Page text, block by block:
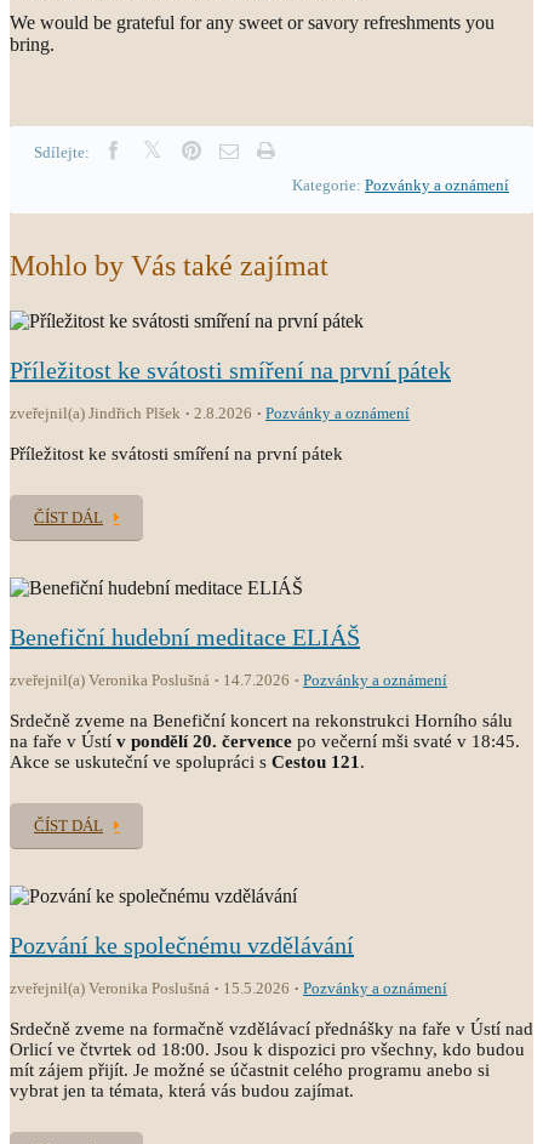
We would be grateful for any sweet or savory refreshments you
bring.
Sdílejte:
Kategorie: Pozvánky a oznámení
Mohlo by Vás také zajímat
Příležitost ke svátosti smíření na první pátek
zveřejnil(a) Jindřich Plšek 2.8.2026 Pozvánky a oznámení
Příležitost ke svátosti smíření na první pátek
ČÍST DÁL
Benefiční hudební meditace ELIÁŠ
zveřejnil(a) Veronika Poslušná 14.7.2026 Pozvánky a oznámení
Srdečně zveme na Benefiční koncert na rekonstrukci Horního sálu
na faře v Ústí v pondělí 20. července po večerní mši svaté v 18:45.
Akce se uskuteční ve spolupráci s Cestou 121 .
ČÍST DÁL
Pozvání ke společnému vzdělávání
zveřejnil(a) Veronika Poslušná 15.5.2026 Pozvánky a oznámení
Srdečně zveme na formačně vzdělávací přednášky na faře v Ústí nad
Orlicí ve čtvrtek od 18:00. Jsou k dispozici pro všechny, kdo budou
mít zájem přijít. Je možné se účastnit celého programu anebo si
vybrat jen ta témata, která vás budou zajímat.